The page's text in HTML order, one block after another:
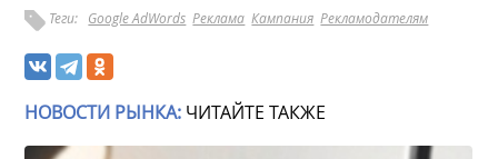
Теги: Google AdWords Реклама Кампания Рекламодателям
НОВОСТИ РЫНКА: ЧИТАЙТЕ ТАКЖЕ